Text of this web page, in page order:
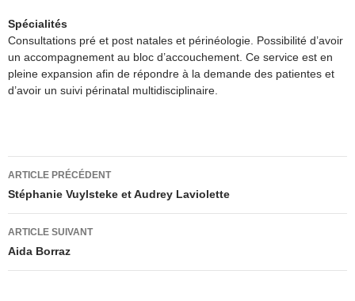
Spécialités
Consultations pré et post natales et périnéologie. Possibilité d’avoir
un accompagnement au bloc d’accouchement. Ce service est en
pleine expansion afin de répondre à la demande des patientes et
d’avoir un suivi périnatal multidisciplinaire.
Navigation
des
articles
ARTICLE PRÉCÉDENT
Stéphanie Vuylsteke et Audrey Laviolette
ARTICLE SUIVANT
Aida Borraz